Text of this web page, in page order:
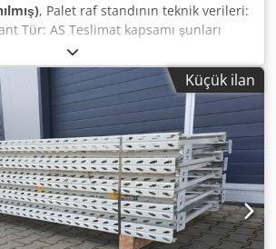
, Palet raf standının teknik verileri:
Tür: AS Teslimat kapsamı şunları
standı, kullanılmış Malzeme rengi: mavi
x 77 x 1,8 mm Dahil. çapraz ve çapraz
Standlar önceden monte
Yükseklik: 4.500 mm Derinlik: 1.100
irtibat kişileriniz: Bay: Andre Evering
Bay: Mario Klöver Bay: Falk Almanca
bilgi: Bu ürün yalnızca teslim
herhangi bir ek nakliye veya bu
ek maliyetlere tabidir ve bu
tahsil edilecektir Teslimat yerine veya
bağlı olarak bizden talep edilebilir.
Küçük ilan